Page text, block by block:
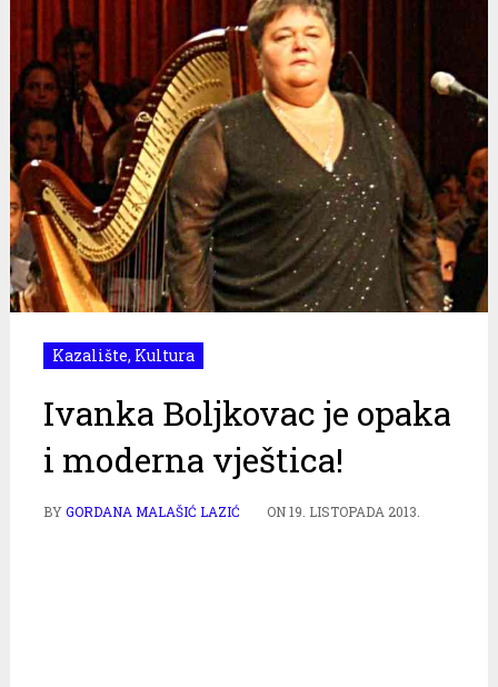
Kazalište, Kultura
Ivanka Boljkovac je opaka
i moderna vještica!
BYGORDANA MALAŠIĆ LAZIĆ ON19. LISTOPADA 2013.